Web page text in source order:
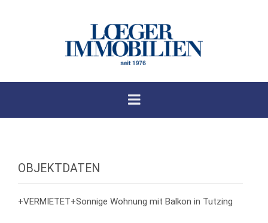
OBJEKTDATEN
+VERMIETET+Sonnige Wohnung mit Balkon in Tutzing